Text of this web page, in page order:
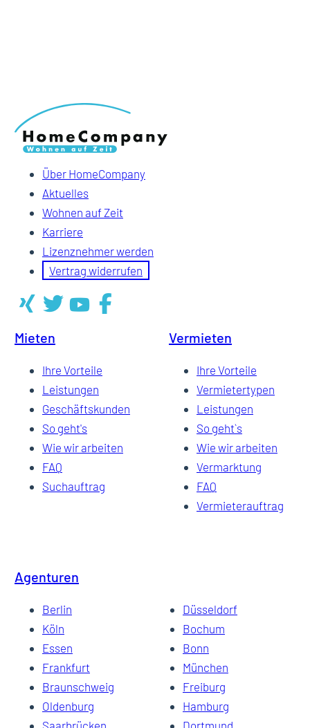
Über HomeCompany
Aktuelles
Wohnen auf Zeit
Karriere
Lizenznehmer werden
Vertrag widerrufen
Mieten
Ihre Vorteile
Leistungen
Geschäftskunden
So geht's
Wie wir arbeiten
FAQ
Suchauftrag
Vermieten
Ihre Vorteile
Vermietertypen
Leistungen
So geht`s
Wie wir arbeiten
Vermarktung
FAQ
Vermieterauftrag
Agenturen
Berlin
Düsseldorf
Köln
Bochum
Essen
Bonn
Frankfurt
München
Braunschweig
Freiburg
Oldenburg
Hamburg